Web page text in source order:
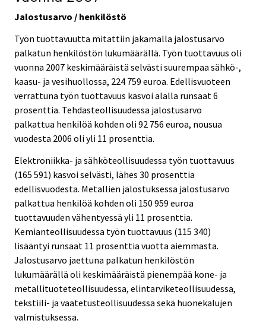
Jalostusarvo / henkilöstö
Työn tuottavuutta mitattiin jakamalla jalostusarvo
palkatun henkilöstön lukumäärällä. Työn tuottavuus oli
vuonna 2007 keskimääräistä selvästi suurempaa sähkö-,
kaasu- ja vesihuollossa, 224 759 euroa. Edellisvuoteen
verrattuna työn tuottavuus kasvoi alalla runsaat 6
prosenttia. Tehdasteollisuudessa jalostusarvo
palkattua henkilöä kohden oli 92 756 euroa, nousua
vuodesta 2006 oli yli 11 prosenttia.
Elektroniikka- ja sähköteollisuudessa työn tuottavuus
(165 591) kasvoi selvästi, lähes 30 prosenttia
edellisvuodesta. Metallien jalostuksessa jalostusarvo
palkattua henkilöä kohden oli 150 959 euroa
tuottavuuden vähentyessä yli 11 prosenttia.
Kemianteollisuudessa työn tuottavuus (115 340)
lisääntyi runsaat 11 prosenttia vuotta aiemmasta.
Jalostusarvo jaettuna palkatun henkilöstön
lukumäärällä oli keskimääräistä pienempää kone- ja
metallituoteteollisuudessa, elintarviketeollisuudessa,
tekstiili- ja vaatetusteollisuudessa sekä huonekalujen
valmistuksessa.